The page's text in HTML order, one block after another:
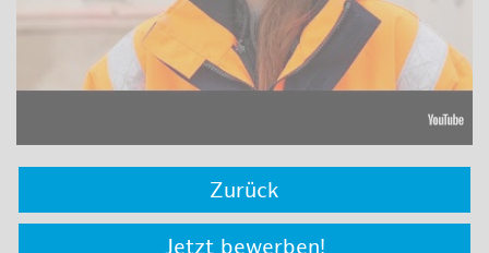
Zurück
Jetzt bewerben!